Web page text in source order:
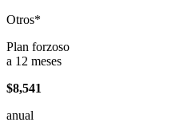
Otros*
Plan forzoso
a 12 meses
$8,541
anual